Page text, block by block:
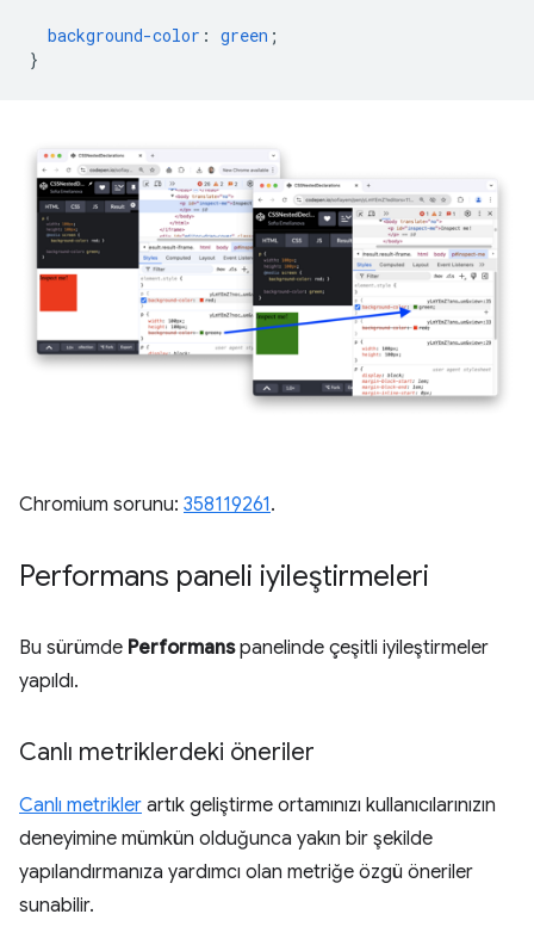
background-color : green ;
}
Chromium sorunu: 358119261.
Performans paneli iyileştirmeleri
Bu sürümde Performanspanelinde çeşitli iyileştirmeler
yapıldı.
Canlı metriklerdeki öneriler
Canlı metrikler artık geliştirme ortamınızı kullanıcılarınızın
deneyimine mümkün olduğunca yakın bir şekilde
yapılandırmanıza yardımcı olan metriğe özgü öneriler
sunabilir.